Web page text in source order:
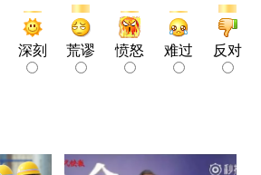
深刻 荒谬 愤怒 难过 反对